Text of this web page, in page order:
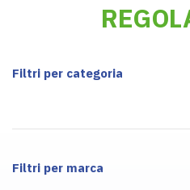
Filtri per categoria
Filtri per marca